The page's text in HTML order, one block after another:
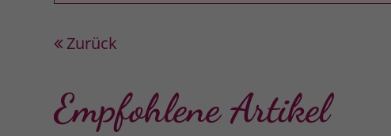
Zurück
Empfohlene Artikel